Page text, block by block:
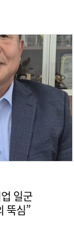
일군
뚝심”